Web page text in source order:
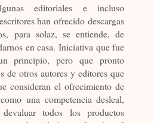
editoriales e incluso
han ofrecido descargas
para solaz, se entiende, de
en casa. Iniciativa que fue
principio, pero que pronto
de otros autores y editores que
consideran el ofrecimiento de
una competencia desleal,
todos los productos